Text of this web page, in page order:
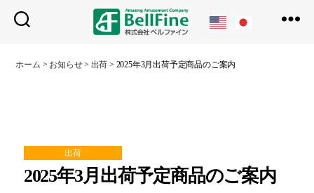
フ
ホーム > お知らせ> 出荷 > 2025年3月出荷予定商品のご案内
出荷
2025年3月出荷予定商品のご案内